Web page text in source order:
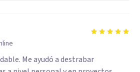
Me ayudó a destrabar